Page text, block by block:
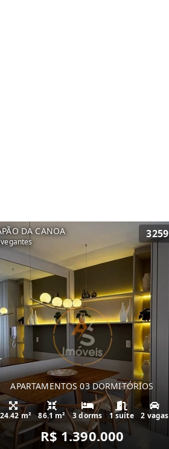
DA CANOA 3259
APARTAMENTOS 03 DORMITÓRIOS
m² 86.1 m² 3 dorms 1 suíte 2 vagas
R$ 1.390.000